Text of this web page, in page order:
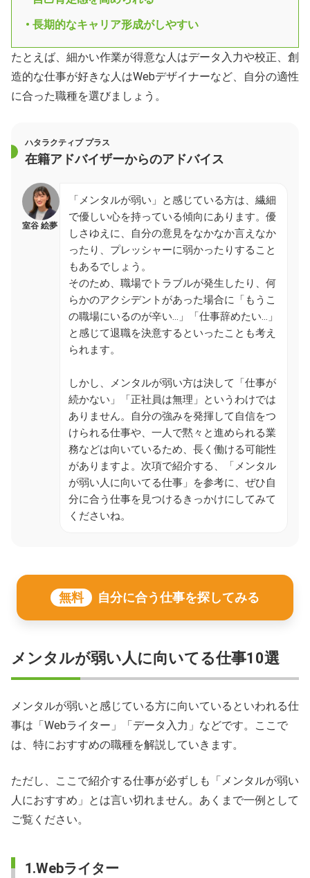
• 長期的なキャリア形成がしやすい
たとえば、細かい作業が得意な人はデータ入力や校正、創
造的な仕事が好きな人はWebデザイナーなど、自分の適性
に合った職種を選びましょう。
ハタラクティブ プラス
在籍アドバイザーからのアドバイス
室谷 絵夢
「メンタルが弱い」と感じている方は、繊細
で優しい心を持っている傾向にあります。優
しさゆえに、自分の意見をなかなか言えなか
ったり、プレッシャーに弱かったりすること
もあるでしょう。
そのため、職場でトラブルが発生したり、何
らかのアクシデントがあった場合に「もうこ
の職場にいるのが辛い…」「仕事辞めたい…」
と感じて退職を決意するといったことも考え
られます。
しかし、メンタルが弱い方は決して「仕事が
続かない」「正社員は無理」というわけでは
ありません。自分の強みを発揮して自信をつ
けられる仕事や、一人で黙々と進められる業
務などは向いているため、長く働ける可能性
がありますよ。次項で紹介する、「メンタル
が弱い人に向いてる仕事」を参考に、ぜひ自
分に合う仕事を見つけるきっかけにしてみて
くださいね。
無料 自分に合う仕事を探してみる
メンタルが弱い人に向いてる仕事10選
メンタルが弱いと感じている方に向いているといわれる仕
事は「Webライター」「データ入力」などです。ここで
は、特におすすめの職種を解説していきます。
ただし、ここで紹介する仕事が必ずしも「メンタルが弱い
人におすすめ」とは言い切れません。あくまで一例として
ご覧ください。
1.Webライター